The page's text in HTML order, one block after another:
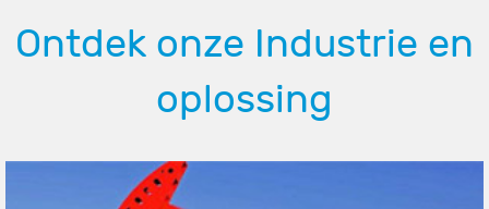
Ontdek onze Industrie en
oplossing